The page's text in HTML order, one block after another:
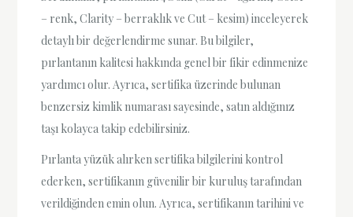
– renk, Clarity – berraklık ve Cut – kesim) inceleyerek
detaylı bir değerlendirme sunar. Bu bilgiler,
pırlantanın kalitesi hakkında genel bir fikir edinmenize
yardımcı olur. Ayrıca, sertifika üzerinde bulunan
benzersiz kimlik numarası sayesinde, satın aldığınız
taşı kolayca takip edebilirsiniz.
Pırlanta yüzük alırken sertifika bilgilerini kontrol
ederken, sertifikanın güvenilir bir kuruluş tarafından
verildiğinden emin olun. Ayrıca, sertifikanın tarihini ve